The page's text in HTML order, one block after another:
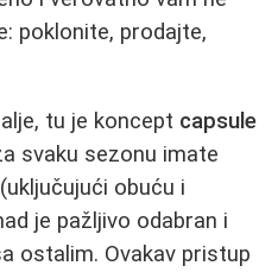
poklonite, prodajte,
tu je koncept capsule
svaku sezonu imate
obuću i
je pažljivo odabran i
ostalim. Ovakav pristup